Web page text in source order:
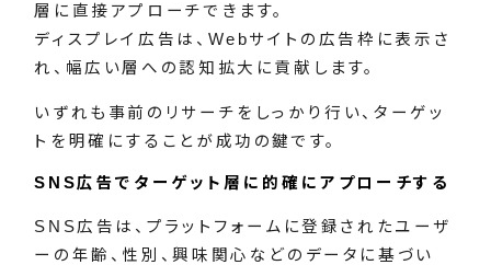
層に直接アプローチできます。
ディスプレイ広告は、Webサイトの広告枠に表示さ
れ、幅広い層への認知拡大に貢献します。
いずれも事前のリサーチをしっかり行い、ターゲッ
トを明確にすることが成功の鍵です。
SNS広告でターゲット層に的確にアプローチする
SNS広告は、プラットフォームに登録されたユーザ
ーの年齢、性別、興味関心などのデータに基づい